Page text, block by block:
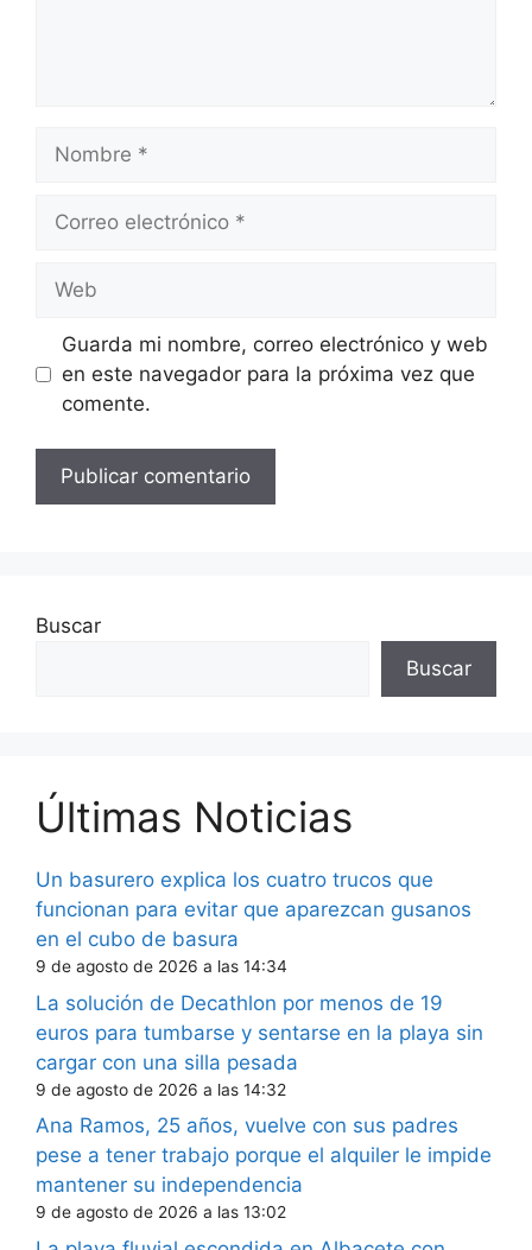
electrónico
Guarda mi nombre, correo electrónico y web
en este navegador para la próxima vez que
comente.
Buscar
Buscar
Últimas Noticias
Un basurero explica los cuatro trucos que
funcionan para evitar que aparezcan gusanos
en el cubo de basura
9 de agosto de 2026 a las 14:34
La solución de Decathlon por menos de 19
euros para tumbarse y sentarse en la playa sin
cargar con una silla pesada
9 de agosto de 2026 a las 14:32
Ana Ramos, 25 años, vuelve con sus padres
pese a tener trabajo porque el alquiler le impide
mantener su independencia
9 de agosto de 2026 a las 13:02